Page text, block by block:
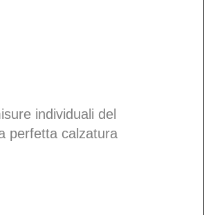
individuali del
perfetta calzatura